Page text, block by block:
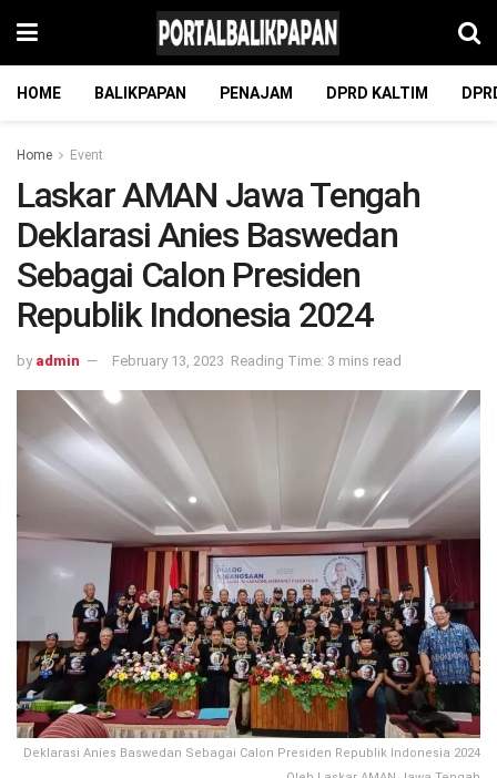
HOME BALIKPAPAN PENAJAM DPRD KALTIM
Home Event
Laskar AMAN Jawa Tengah
Deklarasi Anies Baswedan
Sebagai Calon Presiden
Republik Indonesia 2024
by admin February 13, 2023 Reading Time: 3 mins read
Deklarasi Anies Baswedan Sebagai Calon Presiden Republik Indonesia 2024